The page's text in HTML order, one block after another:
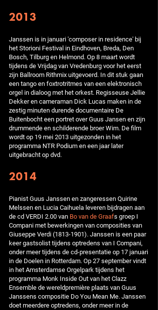
2013
Janssen is in januari 'composer in residence' bij
het Storioni Festival in Eindhoven, Breda, Den
Bosch, Tilburg en Helmond. Op 8 maart wordt
tijdens de Vrijdag van Vredenburg voor het eerst
zijn Ballroom Rithmix uitgevoerd. In dit stuk gaan
een tango en foxtrotritmes van een elektronisch
orgel in dialoog met het orkest. Regisseuse Jellie
Dekker en cameraman Dick Lucas maken in de
zestig minuten durende documentaire De
Buitenbocht een portret over Guus Jansen en zijn
drummende en schilderende broer Wim. De film
wordt op 19 mei 2013 uitgezonden in het
programma NTR Podium en een jaar later
uitgebracht op dvd.
2014
Pianist Guus Janssen en zangeressen Quirine
Melssen en Lucia Caihuela leveren bijdragen aan
de cd VERDI 2.00 van Bo van de Graafs groep I
Compani met bewerkingen van composities van
Giuseppe Verdi (1813-1901). Janssen is een paar
keer gastsolist tijdens optredens van I Compani,
onder meer tijdens de cd-presentatie op 17 januari
in de Doelen in Rotterdam. Op 27 september vindt
in het Amsterdamse Orgelpark tijdens het
programma Monk Inside Out van het Clazz
Ensemble de wereldpremière plaats van Guus
Janssens compositie Do You Mean Me. Janssen
doet meerdere optredens, onder meer in de